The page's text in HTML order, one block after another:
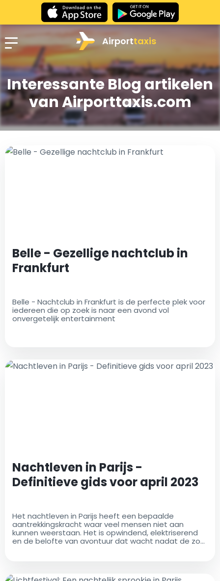
Airporttaxis
Interessante Blog artikelen
van Airporttaxis.com
Belle - Gezellige nachtclub in
Frankfurt
Belle - Nachtclub in Frankfurt is de perfecte plek voor
iedereen die op zoek is naar een avond vol
onvergetelijk entertainment
Nachtleven in Parijs -
Definitieve gids voor april 2023
Het nachtleven in Parijs heeft een bepaalde
aantrekkingskracht waar veel mensen niet aan
kunnen weerstaan. Het is opwindend, elektriserend
en de belofte van avontuur dat wacht nadat de zon